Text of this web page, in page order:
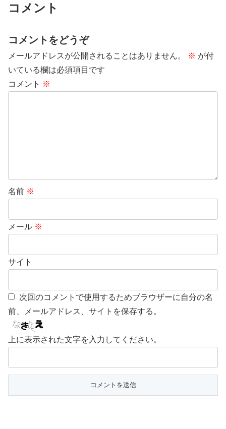
コメント
コメントをどうぞ
メールアドレスが公開されることはありません。 ※ が付
いている欄は必須項目です
コメント ※
名前 ※
メール ※
サイト
次回のコメントで使用するためブラウザーに自分の名
前、メールアドレス、サイトを保存する。
上に表示された文字を入力してください。